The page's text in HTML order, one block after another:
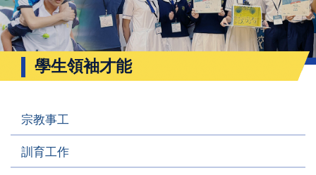
學生領袖才能
宗教事工
訓育工作